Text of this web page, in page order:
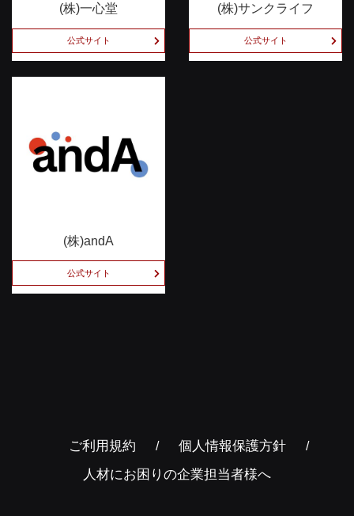
(株)一心堂
公式サイト
(株)サンクライフ
公式サイト
(株)andA
公式サイト
ご利用規約
個人情報保護方針
人材にお困りの企業担当者様へ